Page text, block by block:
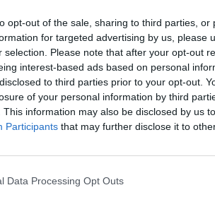
opt-out of the sale, sharing to third parties,
for targeted advertising by us, please
selection. Please note that after your opt-out
interest-based ads based on personal
to third parties prior to your opt-out.
of your personal information by third
This information may also be disclosed by us
Participants that may further disclose it to
Data Processing Opt Outs
mint ahány kollégiumi férőhely